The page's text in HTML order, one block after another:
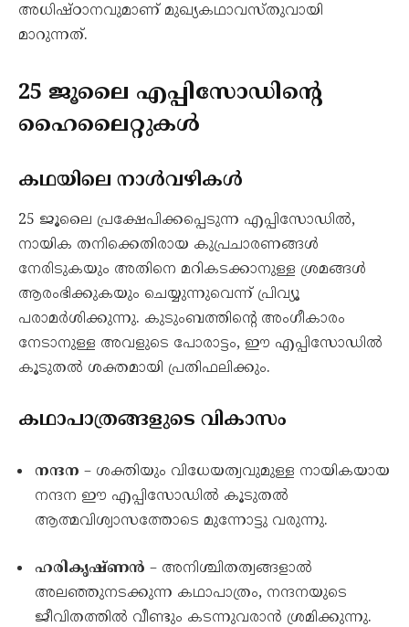
അധിഷ്ഠാനവുമാണ് മുഖ്യകഥാവസ്‌തുവായി
മാറുന്നത്.
25 ജൂലൈ എപ്പിസോഡിന്റെ
ഹൈലൈറ്റുകൾ
കഥയിലെ നാൾവഴികൾ
25 ജൂലൈ പ്രക്ഷേപിക്കപ്പെടുന്ന എപ്പിസോഡിൽ,
നായിക തനിക്കെതിരായ കുപ്രചാരണങ്ങൾ
നേരിടുകയും അതിനെ മറികടക്കാനുള്ള ശ്രമങ്ങൾ
ആരംഭിക്കുകയും ചെയ്യുന്നുവെന്ന് പ്രിവ്യൂ
പരാമർശിക്കുന്നു. കുടുംബത്തിന്റെ അംഗീകാരം
നേടാനുള്ള അവളുടെ പോരാട്ടം, ഈ എപ്പിസോഡിൽ
കൂടുതൽ ശക്തമായി പ്രതിഫലിക്കും.
കഥാപാത്രങ്ങളുടെ വികാസം
നന്ദന – ശക്തിയും വിധേയത്വവുമുള്ള നായികയായ
നന്ദന ഈ എപ്പിസോഡിൽ കൂടുതൽ
ആത്മവിശ്വാസത്തോടെ മുന്നോട്ടു വരുന്നു.
ഹരികൃഷ്ണൻ – അനിശ്ചിതത്വങ്ങളാൽ
അലഞ്ഞുനടക്കുന്ന കഥാപാത്രം, നന്ദനയുടെ
ജീവിതത്തിൽ വീണ്ടും കടന്നുവരാൻ ശ്രമിക്കുന്നു.